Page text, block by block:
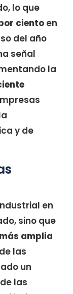
lo que
ciento en
del año
señal
la
y de
en
sino que
amplia
las
un
las